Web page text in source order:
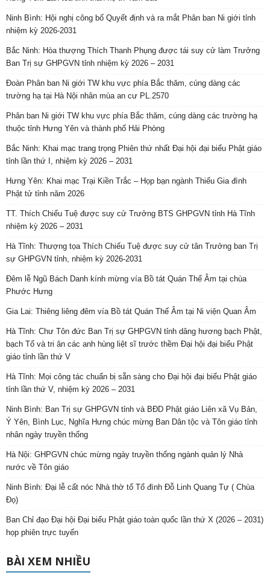
Ninh Bình: Hội nghị công bố Quyết định và ra mắt Phân ban Ni giới tỉnh
nhiệm kỳ 2026-2031
Bắc Ninh: Hòa thượng Thích Thanh Phụng được tái suy cử làm Trưởng
Ban Trị sự GHPGVN tỉnh nhiệm kỳ 2026 – 2031
Đoàn Phân ban Ni giới TW khu vực phía Bắc thăm, cúng dàng các
trường hạ tại Hà Nội nhân mùa an cư PL.2570
Phân ban Ni giới TW khu vực phía Bắc thăm, cúng dàng các trường hạ
thuộc tỉnh Hưng Yên và thành phố Hải Phòng
Bắc Ninh: Khai mạc trang trọng Phiên thứ nhất Đại hội đại biểu Phật giáo
tỉnh lần thứ I, nhiệm kỳ 2026 – 2031
Hưng Yên: Khai mạc Trại Kiền Trắc – Họp bạn ngành Thiếu Gia đình
Phật tử tỉnh năm 2026
TT. Thích Chiếu Tuệ được suy cử Trưởng BTS GHPGVN tỉnh Hà Tĩnh
nhiệm kỳ 2026 – 2031
Hà Tĩnh: Thượng tọa Thích Chiếu Tuệ được suy cử tân Trưởng ban Trị
sự GHPGVN tỉnh, nhiệm kỳ 2026-2031
Đêm lễ Ngũ Bách Danh kính mừng vía Bồ tát Quán Thế Âm tại chùa
Phước Hưng
Gia Lai: Thiêng liêng đêm vía Bồ tát Quán Thế Âm tại Ni viện Quan Âm
Hà Tĩnh: Chư Tôn đức Ban Trị sự GHPGVN tỉnh dâng hương bạch Phật,
bạch Tổ và tri ân các anh hùng liệt sĩ trước thềm Đại hội đại biểu Phật
giáo tỉnh lần thứ V
Hà Tĩnh: Mọi công tác chuẩn bị sẵn sàng cho Đại hội đại biểu Phật giáo
tỉnh lần thứ V, nhiệm kỳ 2026 – 2031
Ninh Bình: Ban Trị sự GHPGVN tỉnh và BĐD Phật giáo Liên xã Vụ Bản,
Ý Yên, Bình Lục, Nghĩa Hưng chúc mừng Ban Dân tộc và Tôn giáo tỉnh
nhân ngày truyền thống
Hà Nội: GHPGVN chúc mừng ngày truyền thống ngành quản lý Nhà
nước về Tôn giáo
Ninh Bình: Đại lễ cất nóc Nhà thờ tổ Tổ đình Đỗ Linh Quang Tự ( Chùa
Đọ)
Ban Chỉ đạo Đại hội Đại biểu Phật giáo toàn quốc lần thứ X (2026 – 2031)
họp phiên trực tuyến
BÀI XEM NHIỀU